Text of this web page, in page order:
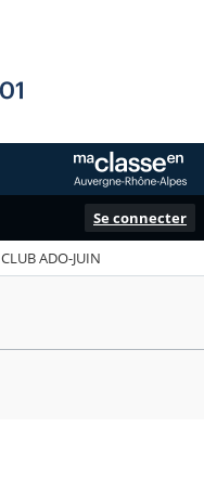
Se connecter
CLUB ADO-JUIN